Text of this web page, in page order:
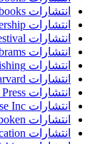
انتشارات HarperCollins e-books
انتشارات HarperCollins Leadership
انتشارات HarperFestival
انتشارات Harry N. Abrams
انتشارات Hart Publishing
انتشارات Harvard
انتشارات Hatherleigh Press
انتشارات Hay House Inc
انتشارات Hoboken
انتشارات Hodder Education